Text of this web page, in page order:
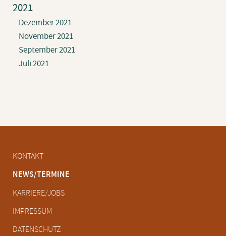
2021
Dezember 2021
November 2021
September 2021
Juli 2021
Navigation
KONTAKT
NEWS/TERMINE
KARRIERE/JOBS
IMPRESSUM
DATENSCHUTZ